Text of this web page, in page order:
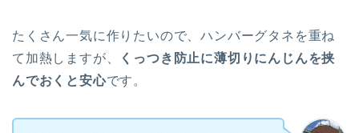
たくさん一気に作りたいので、ハンバーグタネを重ね
て加熱しますが、
くっつき防止に薄切りにんじんを挟
んでおくと安心です。